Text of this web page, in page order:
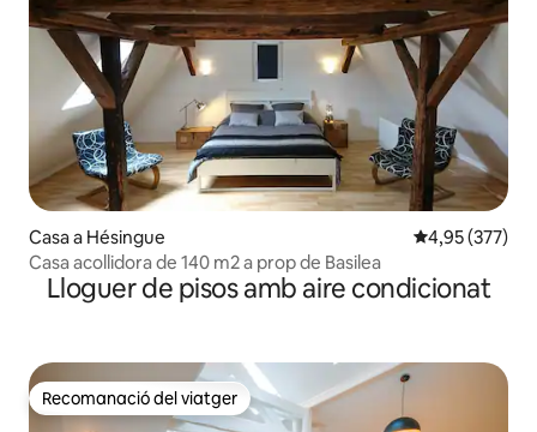
Casa a Hésingue 4,95 de
4,95 (377)
Casa acollidora de 140 m2 a prop de Basilea
Lloguer de pisos amb aire condicionat
Recomanació del viatger
Recomanació del viatger